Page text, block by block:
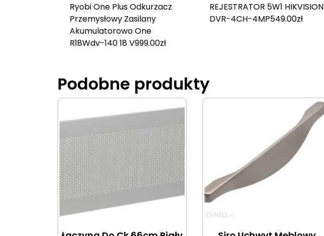
Ryobi One Plus Odkurzacz
Przemysłowy Zasilany
Akumulatorowo One
R18Wdv-140 18 V999.00zł
REJESTRATOR 5W1 HIKVISION
DVR-4CH-4MP549.00zł
Podobne produkty